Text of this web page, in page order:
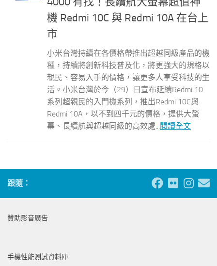
機 Redmi 10C 與 Redmi 10A 在台上
市
小米台灣持續在各價格帶推出超越同級產品的機
種，持續將創新科技普及化，將更強大的規格以
親民、容易入手的價格，讓更多人享受科技的生
活。小米台灣於今（29）日宣布延續Redmi 10
系列超親民的入門機系列，推出Redmi 10C與
Redmi 10A，以不到四千元的價格，提供大螢
幕、長續航與超越同級的高效處...閱讀全文
跟隨：
贊助影音廣告
手機性能測試資料庫